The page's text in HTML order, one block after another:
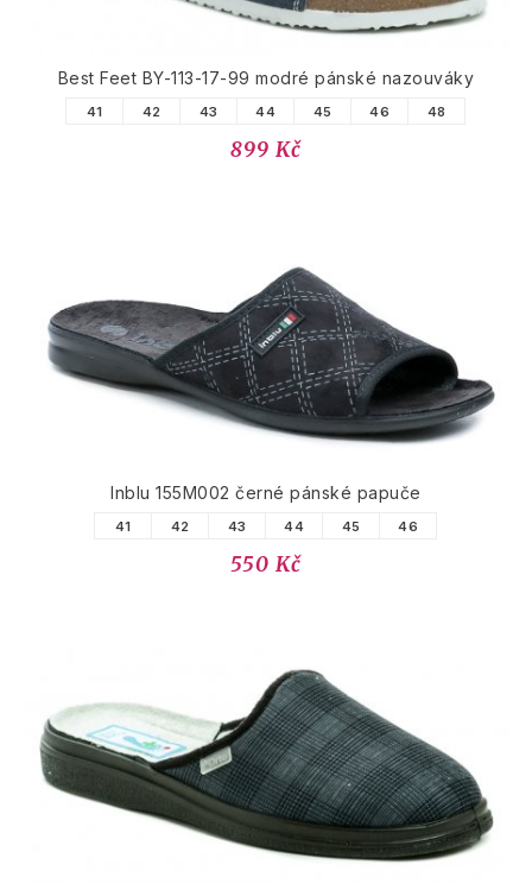
Best Feet BY-113-17-99 modré pánské nazouváky
41 42 43 44 45 46 48
899 Kč
Inblu 155M002 černé pánské papuče
41 42 43 44 45 46
550 Kč